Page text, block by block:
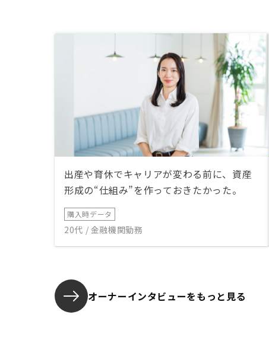
出産や育休でキャリアが変わる前に、資産
形成の“仕組み”を作っておきたかった。
購入時データ
20代 / 金融機関勤務
オーナーインタビューをもっと見る